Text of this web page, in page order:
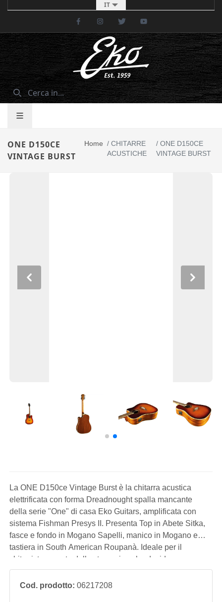
IT
FacebookInstagramTwitter
ONE D150CE
VINTAGE BURST
Home /CHITARRE
ACUSTICHE
/ONE D150CE
VINTAGE BURST
Previous Next
La ONE D150ce Vintage Burst è la chitarra acustica
elettrificata con forma Dreadnought spalla mancante
della serie "One" di casa Eko Guitars, amplificata con
sistema Fishman Presys II. Presenta Top in Abete Sitka,
fasce e fondo in Mogano Sapelli, manico in Mogano e
tastiera in South American Roupanà. Ideale per il
chitarrista amante dello strumming che desidera un suono
pronto per il palco o per lo studio di registrazione ad un
costo contenuto.
Cod. prodotto: 06217208